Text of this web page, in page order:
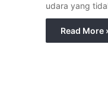
udara yang
Read More